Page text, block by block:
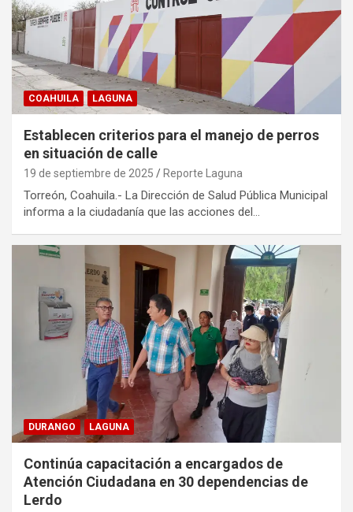
COAHUILA LAGUNA
Establecen criterios para el manejo de perros
en situación de calle
19 de septiembre de 2025 Reporte Laguna
Torreón, Coahuila.- La Dirección de Salud Pública Municipal
informa a la ciudadanía que las acciones del…
DURANGO LAGUNA
Continúa capacitación a encargados de
Atención Ciudadana en 30 dependencias de
Lerdo